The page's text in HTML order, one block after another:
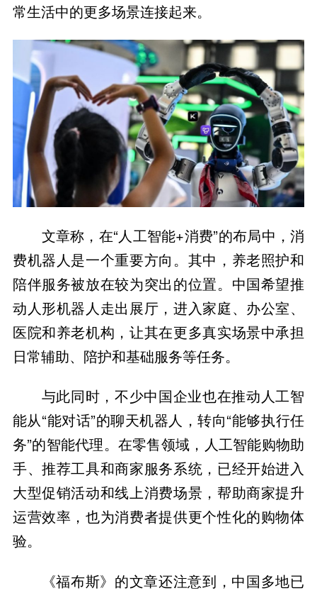
常生活中的更多场景连接起来。
文章称，在“人工智能+消费”的布局中，消
费机器人是一个重要方向。其中，养老照护和
陪伴服务被放在较为突出的位置。中国希望推
动人形机器人走出展厅，进入家庭、办公室、
医院和养老机构，让其在更多真实场景中承担
日常辅助、陪护和基础服务等任务。
与此同时，不少中国企业也在推动人工智
能从“能对话”的聊天机器人，转向“能够执行任
务”的智能代理。在零售领域，人工智能购物助
手、推荐工具和商家服务系统，已经开始进入
大型促销活动和线上消费场景，帮助商家提升
运营效率，也为消费者提供更个性化的购物体
验。
《福布斯》的文章还注意到，中国多地已